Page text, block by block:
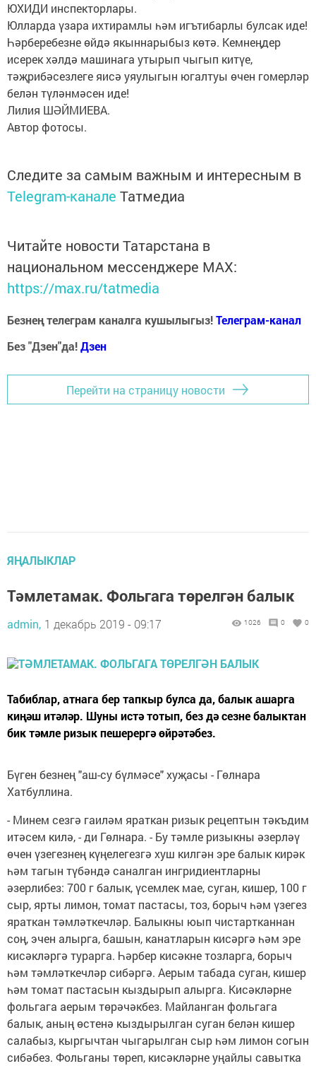
ЮХИДИ инспекторлары.
Юлларда үзара ихтирамлы һәм игътибарлы булсак иде!
Һәрберебезне өйдә якыннарыбыз көтә. Кемнеңдер
исерек хәлдә машинага утырып чыгып китүе,
тәҗрибәсезлеге яисә уяулыгын югалтуы өчен гомерләр
белән түләнмәсен иде!
Лилия ШӘЙМИЕВА.
Автор фотосы.
Следите за самым важным и интересным в
Telegram-канале Татмедиа
Читайте новости Татарстана в
национальном мессенджере MАХ:
https://max.ru/tatmedia
Безнең телеграм каналга кушылыгыз!Телеграм-канал
Без "Дзен"да!Дзен
Перейти на страницу новости
ЯҢАЛЫКЛАР
Тәмлетамак. Фольгага төрелгән балык
admin, 1 декабрь 2019 - 09:17 1026 0 0
Табиблар, атнага бер тапкыр булса да, балык ашарга
киңәш итәләр. Шуны истә тотып, без дә сезне балыктан
бик тәмле ризык пешерергә өйрәтәбез.
Бүген безнең "аш-су бүлмәсе" хуҗасы - Гөлнара
Хатбуллина.
- Минем сезгә гаиләм яраткан ризык рецептын тәкъдим
итәсем килә, - ди Гөлнара. - Бу тәмле ризыкны әзерләү
өчен үзегезнең күңелегезгә хуш килгән эре балык кирәк
һәм тагын түбәндә саналган ингридиентларны
әзерлибез: 700 г балык, үсемлек мае, суган, кишер, 100 г
сыр, ярты лимон, томат пастасы, тоз, борыч һәм үзегез
яраткан тәмләткечләр. Балыкны юып чистартканнан
соң, эчен алырга, башын, канатларын кисәргә һәм эре
кисәкләргә турарга. Һәрбер кисәкне тозларга, борыч
һәм тәмләткечләр сибәргә. Аерым табада суган, кишер
һәм томат пастасын кыздырып алырга. Кисәкләрне
фольгага аерым төрәчәкбез. Майланган фольгага
балык, аның өстенә кыздырылган суган белән кишер
салабыз, кыргычтан чыгарылган сыр һәм лимон согын
сибәбез. Фольганы төреп, кисәкләрне уңайлы савытка